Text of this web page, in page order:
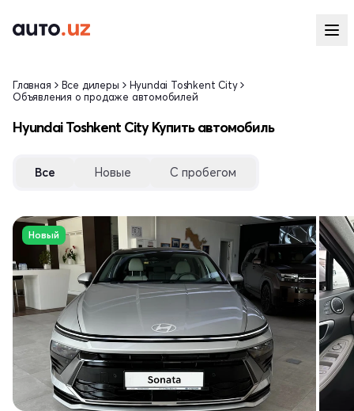
Главная Все дилеры
Hyundai Toshkent City
Объявления о продаже автомобилей
Hyundai Toshkent City Купить автомобиль
Все Новые С пробегом
Новый